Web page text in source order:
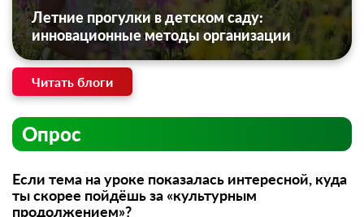
Летние прогулки в детском саду:
инновационные методы организации
Читать блоги
Опрос
Если тема на уроке показалась интересной, куда
ты скорее пойдёшь за «культурным
продолжением»?